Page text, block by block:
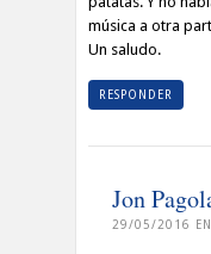
música a otra
Un saludo.
RESPONDER
Jon
29/05/2016